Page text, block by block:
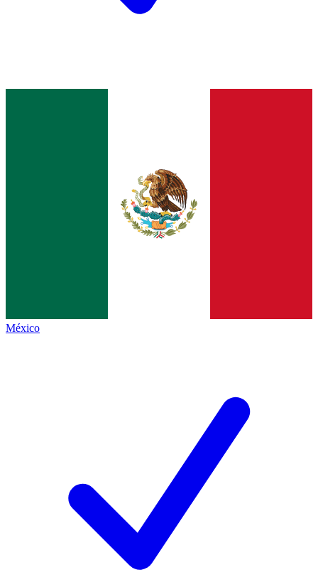
México